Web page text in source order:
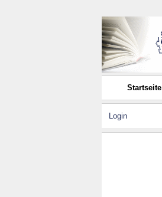
Startseite
Login